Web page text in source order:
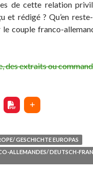
de cette relation
et rédigé ? Qu’en
couple franco-
des extraits ou
GESCHICHTE EUROPAS
ALLEMANDES/ DEUTSCH-